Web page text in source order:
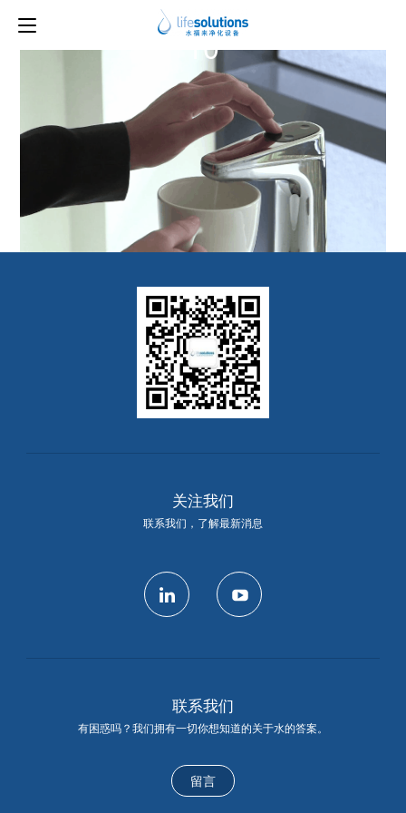
上一图片
10
关注我们
联系我们，了解最新消息
联系我们
有困惑吗？我们拥有一切你想知道的关于水的答案。
留言